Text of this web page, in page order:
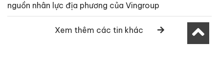
nguồn nhân lực địa phương của Vingroup
Xem thêm các tin khác